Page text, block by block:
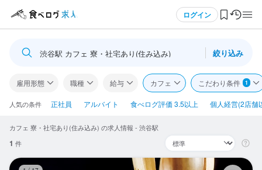
ログイン
ログイン・無料会員登録
食べログ求人TOP
求人検索
渋谷駅 カフェ 寮・社宅あり(住み込み) 絞り込み
雇用形態 職種 給与 カフェ こだわり条件 1
人気の条件 正社員 アルバイト 食べログ評価 3.5以上 個人経営(2店舗
カフェ 寮・社宅あり(住み込み) の求人情報 - 渋谷駅
1 件